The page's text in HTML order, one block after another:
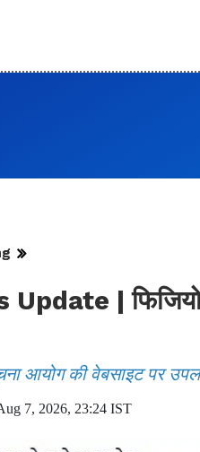
|
आयोग की वेबसाइट पर
7, 2026, 23:24 IST